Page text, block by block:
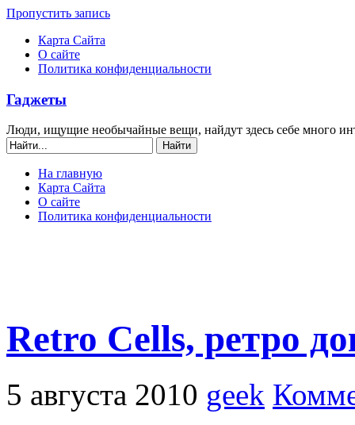
Пропустить запись
Карта Сайта
О сайте
Политика конфиденциальности
Гаджеты
Люди, ищущие необычайные вещи, найдут здесь себе много
На главную
Карта Сайта
О сайте
Политика конфиденциальности
Retro Cells, ретро
5 августа 2010 geek